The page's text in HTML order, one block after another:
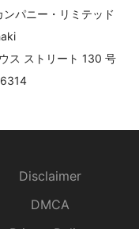
パニー・リミテッド
ス ストリート 130 号
Disclaimer
DMCA